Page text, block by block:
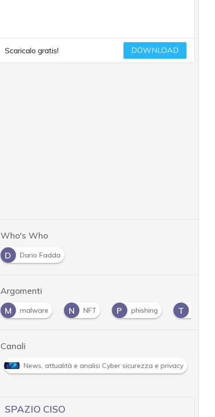
Scaricalo gratis! DOWNLOAD
Who's Who
D
Dario Fadda
Argomenti
M malware N NFT P phishing T
Canali
News, attualità e analisi Cyber sicurezza e privacy
SPAZIO CISO